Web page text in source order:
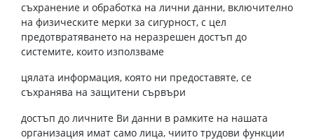
съхранение и обработка на лични данни, включително
на физическите мерки за сигурност, с цел
предотвратяването на неразрешен достъп до
системите, които използваме
цялата информация, която ни предоставяте, се
съхранява на защитени сървъри
достъп до личните Ви данни в рамките на нашата
организация имат само лица, чиито трудови функции